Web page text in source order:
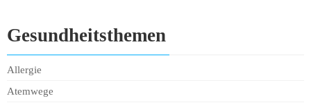
Gesundheitsthemen
Allergie
Atemwege